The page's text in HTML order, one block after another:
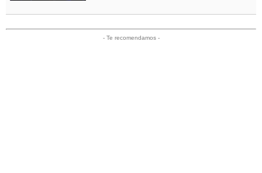
- Te recomendamos -